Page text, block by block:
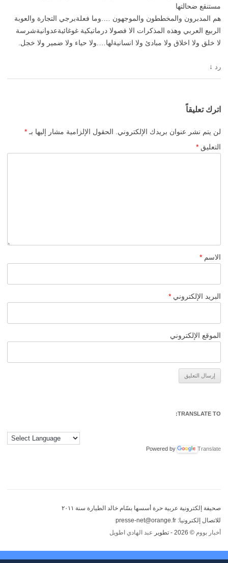
مستنقع ضحالتها
هم المدبرون والمخططون والموجهون ….وما فعلةبرجي التجارة والعوبة
الربيع العربي وهذه المذكرات الا فصولا درماتيكية غوغائيةعدوانيةشرسة
لا خلق ولا اخلاق ولا مبادئ ولا انسانيةلها….ولا حياء ولا ضمير ولا خجل.
رد ↓
اترك تعليقاً
لن يتم نشر عنوان بريدك الإلكتروني. الحقول الإلزامية مشار إليها بـ *
التعليق *
الاسم *
البريد الإلكتروني *
الموقع الإلكتروني
TRANSLATE TO:
Powered by Translate
صحيفة إلكترونية عربية حرة أسسها بسّام خالد الطيارة سنة ٢٠١١
للاتصال إلكترونيا: presse-net@orange.fr
أخبار بووم © 2026 - تطوير عبد الهادي اطويل